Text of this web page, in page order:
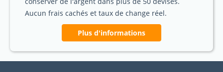
Aucun frais cachés et taux de change réel.
Plus d'informations